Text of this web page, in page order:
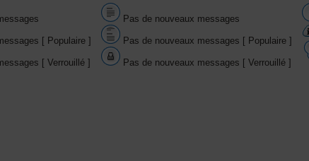
[ Populaire ]
[ Verrouillé ]
Pas de nouveaux messages
Pas de nouveaux messages [ Populaire ]
Pas de nouveaux messages [ Verrouillé ]